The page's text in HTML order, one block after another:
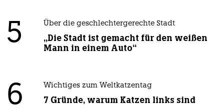
5 Über die geschlechtergerechte Stadt
„Die Stadt ist gemacht für den weißen
Mann in einem Auto“
6 Wichtiges zum Weltkatzentag
7 Gründe, warum Katzen links sind